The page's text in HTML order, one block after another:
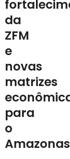
da
ZFM
e
novas
matrizes
para
o
Amazonas